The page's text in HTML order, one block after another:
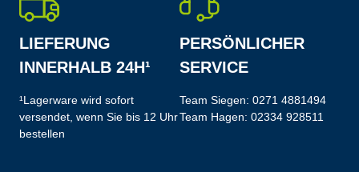
LIEFERUNG
INNERHALB 24H¹
¹Lagerware wird sofort
versendet, wenn Sie bis 12 Uhr
bestellen
PERSÖNLICHER
SERVICE
Team Siegen: 0271 4881494
Team Hagen: 02334 928511